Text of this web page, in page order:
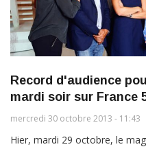
Record d'audience
mardi soir sur France
mercredi 30 octobre 2013 - 11:43
Hier, mardi 29 octobre, le